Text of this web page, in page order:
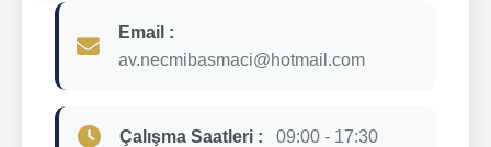
Email :
av.necmibasmaci@hotmail.com
Çalışma Saatleri : 09:00 - 17:30